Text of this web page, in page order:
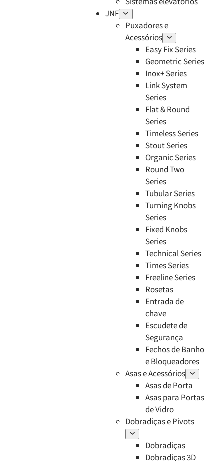
JNF
Puxadores e
Acessórios
Easy Fix Series
Geometric Series
Inox+ Series
Link System
Series
Flat & Round
Series
Timeless Series
Stout Series
Organic Series
Round Two
Series
Tubular Series
Turning Knobs
Series
Fixed Knobs
Series
Technical Series
Times Series
Freeline Series
Rosetas
Entrada de
chave
Escudete de
Segurança
Fechos de Banho
e Bloqueadores
Asas e Acessórios
Asas de Porta
Asas para Portas
de Vidro
Dobradiças e Pivots
Dobradiças
Dobradiças 3D